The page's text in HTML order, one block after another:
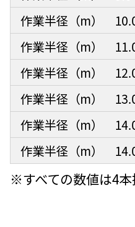
作業半径（m）
作業半径（m）
作業半径（m）
作業半径（m）
作業半径（m）
作業半径（m）
※すべての数値は4